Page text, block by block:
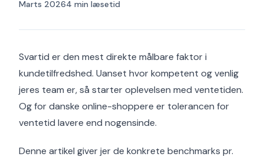
Marts 20264 min læsetid
Svartid er den mest direkte målbare faktor i
kundetilfredshed. Uanset hvor kompetent og venlig
jeres team er, så starter oplevelsen med ventetiden.
Og for danske online-shoppere er tolerancen for
ventetid lavere end nogensinde.
Denne artikel giver jer de konkrete benchmarks pr.